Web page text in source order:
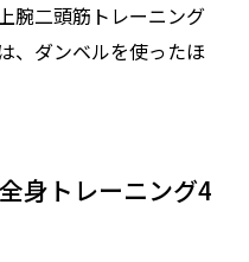
腕二頭筋トレーニング
、ダンベルを使ったほ
身トレーニング4